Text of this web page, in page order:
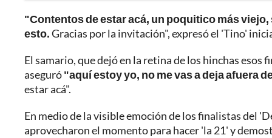
"Contentos de estar acá, un poquitico más
esto.Gracias por la invitación", expresó el 'Tino'
El samario, que dejó en la retina de los hinchas
aseguró"aquí estoy yo, no me vas a deja afuera
estar acá".
En medio de la visible emoción de los finalistas del
aprovecharon el momento para hacer 'la 21' y